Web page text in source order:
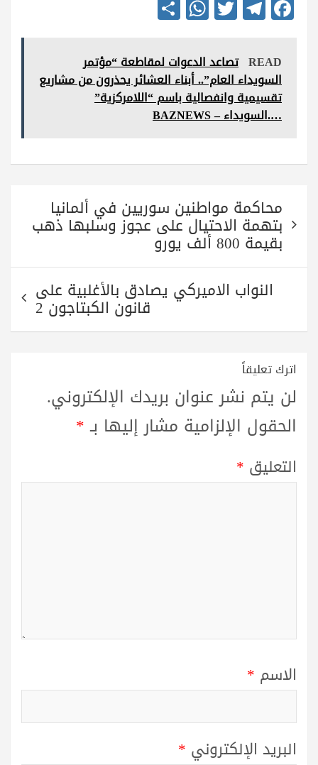
ce
bo
ok
le
gr
a
m
wi
tte
r
ha
ts
A
pp
re READ تصاعد الدعوات لمقاطعة “مؤتمر
السويداء العام”.. أبناء العشائر يحذرون من مشاريع
تقسيمية وانفصالية باسم “اللامركزية”
….السويداء – BAZNEWS
المقالات
محاكمة مواطنين سوريين في ألمانيا
بتهمة الاحتيال على عجوز وسلبها ذهب
بقيمة 800 ألف يورو
النواب الاميركي يصادق بالأغلبية على
قانون الكبتاجون 2
اترك تعليقاً
لن يتم نشر عنوان بريدك الإلكتروني.
الحقول الإلزامية مشار إليها بـ*
التعليق *
الاسم *
البريد الإلكتروني *